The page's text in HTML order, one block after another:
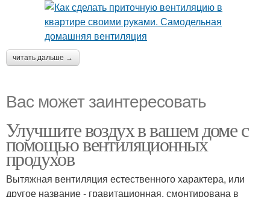
читать дальше →
Вас может заинтересовать
Улучшите воздух в вашем доме с
помощью вентиляционных
продухов
Вытяжная вентиляция естественного характера, или
другое название - гравитационная, смонтирована в